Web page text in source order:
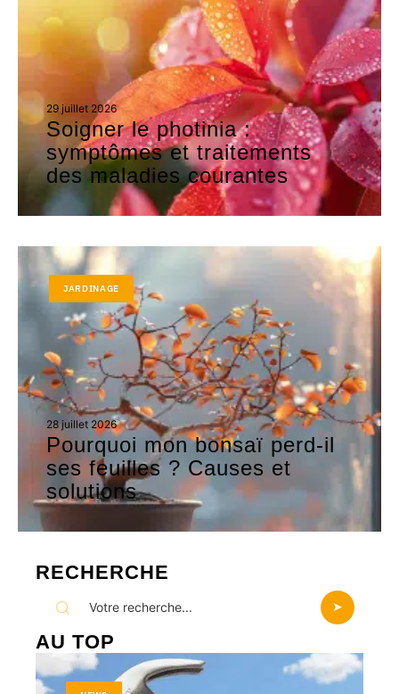
29 juillet 2026
Soigner le photinia :
symptômes et traitements
des maladies courantes
JARDINAGE
28 juillet 2026
Pourquoi mon bonsaï perd-il
ses feuilles ? Causes et
solutions
RECHERCHE
AU TOP